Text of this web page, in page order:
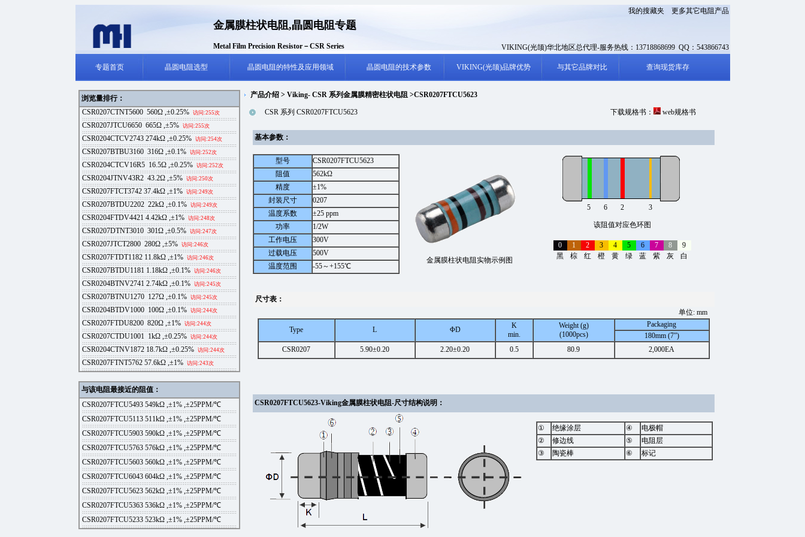
我的搜藏夹 更多其它电阻产品
金属膜柱状电阻,晶圆电阻专题
Metal Film Precision Resistor－CSR Series VIKING(光颉)华北地区总代理-服务热线：13718868699 QQ：543866743
专题首页 晶圆电阻选型 晶圆电阻的特性及应用领域 晶圆电阻的技术参数 VIKING(光颉)品牌优势 与其它品牌对比 查询现货库存
浏览量排行：
CSR0207CTNT5600 560Ω ,±0.25% 访问:255次
CSR0207JTCU6650 665Ω ,±5% 访问:255次
CSR0204CTCV2743 274kΩ ,±0.25% 访问:254次
CSR0207BTBU3160 316Ω ,±0.1% 访问:252次
CSR0204CTCV16R5 16.5Ω ,±0.25% 访问:252次
CSR0204JTNV43R2 43.2Ω ,±5% 访问:250次
CSR0207FTCT3742 37.4kΩ ,±1% 访问:249次
CSR0207BTDU2202 22kΩ ,±0.1% 访问:249次
CSR0204FTDV4421 4.42kΩ ,±1% 访问:248次
CSR0207DTNT3010 301Ω ,±0.5% 访问:247次
CSR0207JTCT2800 280Ω ,±5% 访问:246次
CSR0207FTDT1182 11.8kΩ ,±1% 访问:246次
CSR0207BTDU1181 1.18kΩ ,±0.1% 访问:246次
CSR0204BTNV2741 2.74kΩ ,±0.1% 访问:245次
CSR0207BTNU1270 127Ω ,±0.1% 访问:245次
CSR0204BTDV1000 100Ω ,±0.1% 访问:244次
CSR0207FTDU8200 820Ω ,±1% 访问:244次
CSR0207CTDU1001 1kΩ ,±0.25% 访问:244次
CSR0204CTNV1872 18.7kΩ ,±0.25% 访问:244次
CSR0207FTNT5762 57.6kΩ ,±1% 访问:243次
与该电阻最接近的阻值：
CSR0207FTCU5493 549kΩ ,±1% ,±25PPM/℃
CSR0207FTCU5113 511kΩ ,±1% ,±25PPM/℃
CSR0207FTCU5903 590kΩ ,±1% ,±25PPM/℃
CSR0207FTCU5763 576kΩ ,±1% ,±25PPM/℃
CSR0207FTCU5603 560kΩ ,±1% ,±25PPM/℃
CSR0207FTCU6043 604kΩ ,±1% ,±25PPM/℃
CSR0207FTCU5623 562kΩ ,±1% ,±25PPM/℃
CSR0207FTCU5363 536kΩ ,±1% ,±25PPM/℃
CSR0207FTCU5233 523kΩ ,±1% ,±25PPM/℃
产品介绍 > Viking- CSR 系列金属膜精密柱状电阻 >CSR0207FTCU5623
CSR 系列 CSR0207FTCU5623 下载规格书： web规格书
基本参数：
型号
CSR0207FTCU5623
阻值
562kΩ
精度
±1%
封装尺寸
0207
温度系数
±25 ppm
功率
1/2W
工作电压
300V
过载电压
500V
温度范围
-55～+155℃
金属膜柱状电阻实物示例图
5 6 2 3
该阻值对应色环图
0 1 2 3 4 5 6 7 8
9
黑
棕 红 橙 黄 绿 蓝 紫 灰 白
尺寸表：
单位: mm
Type L ΦD
K
min.
Weight (g)
(1000pcs)
Packaging
180mm (7”)
CSR0207
5.90±0.20 2.20±0.20 0.5 80.9 2,000EA
CSR0207FTCU5623-Viking金属膜柱状电阻-尺寸结构说明：
① 绝缘涂层 ④
电极帽
②
修边线 ⑤
电阻层
③
陶瓷棒 ⑥ 标记